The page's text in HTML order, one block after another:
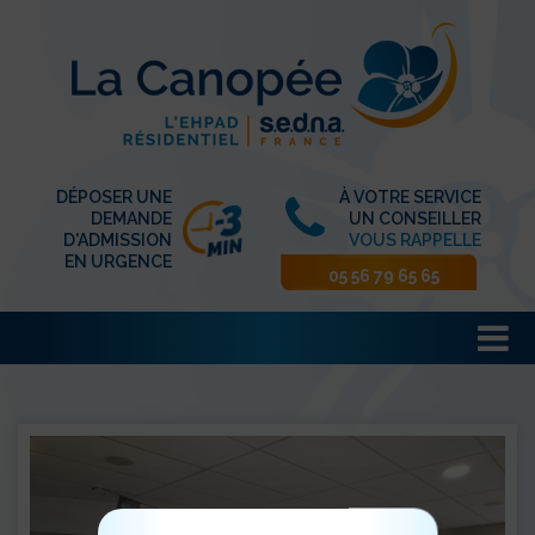
DÉPOSER UNE
DEMANDE
D'ADMISSION
EN URGENCE
À VOTRE SERVICE
UN CONSEILLER
VOUS RAPPELLE
05 56 79 65 65